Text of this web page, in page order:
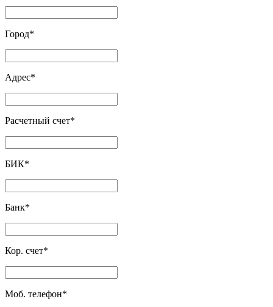
Город*
Адрес*
Расчетный счет*
БИК*
Банк*
Кор. счет*
Моб. телефон*